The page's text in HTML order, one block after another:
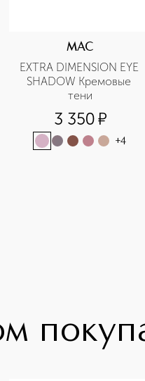
MAC
EXTRA DIMENSION EYE
SHADOW Кремовые
тени
3 350¤
+4